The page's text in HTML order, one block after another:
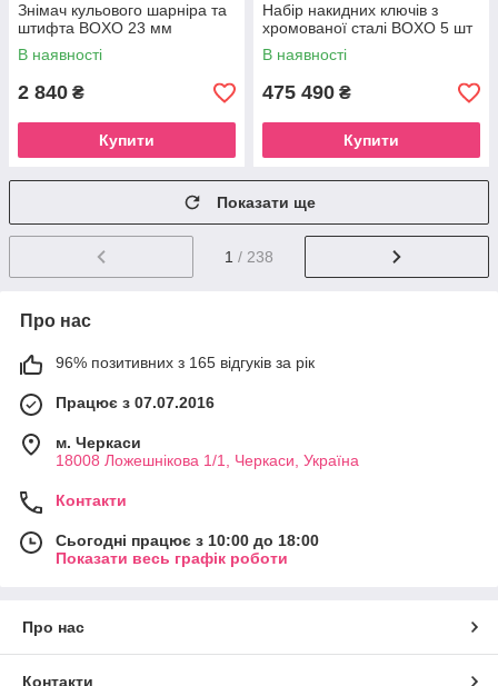
Знімач кульового шарніра та
штифта BOXO 23 мм
В наявності
2 840 ₴
Купити
Набір накидних ключів з
хромованої сталі BOXO 5 шт
В наявності
475 490 ₴
Купити
Показати ще
1 / 238
Про нас
96% позитивних з 165 відгуків за рік
Працює з 07.07.2016
м. Черкаси
18008 Ложешнікова 1/1, Черкаси, Україна
Контакти
Сьогодні працює з 10:00 до 18:00
Показати весь графік роботи
Про нас
Контакти